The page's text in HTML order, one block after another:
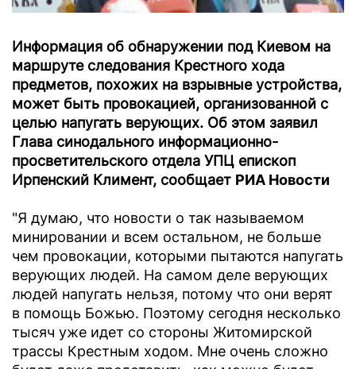
Информация об обнаружении под Киевом на
маршруте следования Крестного хода
предметов, похожих на взрывные устройства,
может быть провокацией, организованной с
целью напугать верующих. Об этом заявил
Глава синодального информационно-
просветительского отдела УПЦ епископ
Ирпенский Климент, сообщает РИА Новости
"Я думаю, что новости о так называемом
минировании и всем остальном, не больше
чем провокации, которыми пытаются напугать
верующих людей. На самом деле верующих
людей напугать нельзя, потому что они верят
в помощь Божью. Поэтому сегодня несколько
тысяч уже идет со стороны Житомирской
трассы Крестным ходом. Мне очень сложно